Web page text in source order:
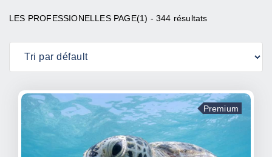
LES PROFESSIONELLES PAGE(1) - 344 résultats
Premium